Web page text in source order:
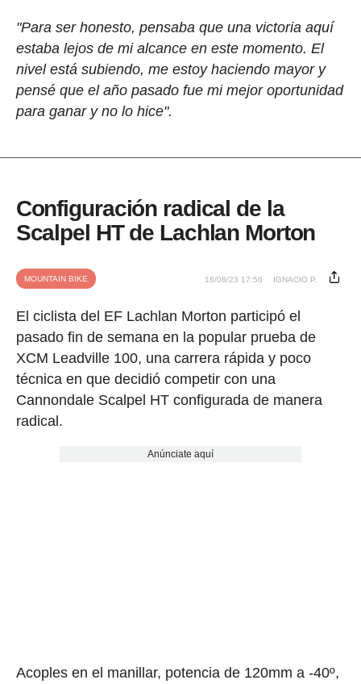
"Para ser honesto, pensaba que una victoria aquí
estaba lejos de mi alcance en este momento. El
nivel está subiendo, me estoy haciendo mayor y
pensé que el año pasado fue mi mejor oportunidad
para ganar y no lo hice".
Configuración radical de la
Scalpel HT de Lachlan Morton
MOUNTAIN BIKE 16/08/23 17:56 IGNACIO P.
El ciclista del EF Lachlan Morton participó el
pasado fin de semana en la popular prueba de
XCM Leadville 100, una carrera rápida y poco
técnica en que decidió competir con una
Cannondale Scalpel HT configurada de manera
radical.
Anúnciate aquí
Acoples en el manillar, potencia de 120mm a -40º,